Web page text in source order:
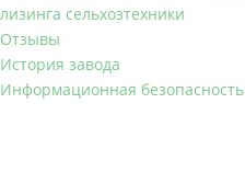
лизинга сельхозтехники
Отзывы
История завода
Информационная безопасность